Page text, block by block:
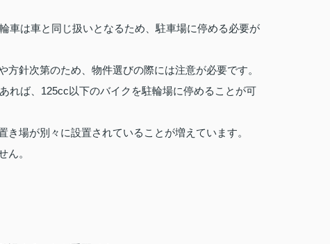
車は車と同じ扱いとなるため、駐車場に停める必要が
針次第のため、物件選びの際には注意が必要です。
れば、125cc以下のバイクを駐輪場に停めることが可
場が別々に設置されていることが増えています。
ん。